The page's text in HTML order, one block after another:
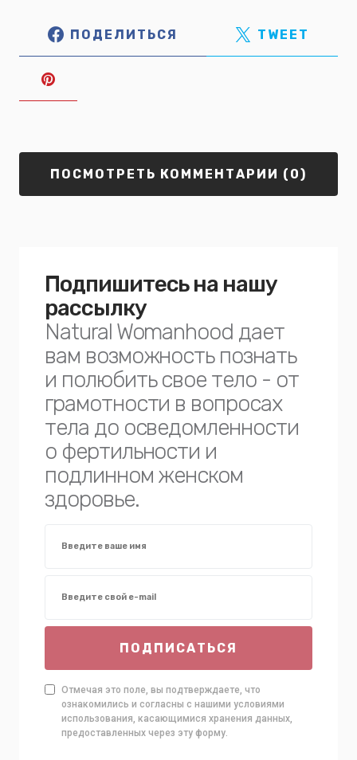
ПОДЕЛИТЬСЯ TWEET
ПОСМОТРЕТЬ КОММЕНТАРИИ (0)
Подпишитесь на нашу
рассылку
Natural Womanhood дает
вам возможность познать
и полюбить свое тело - от
грамотности в вопросах
тела до осведомленности
о фертильности и
подлинном женском
здоровье.
ПОДПИСАТЬСЯ
Отмечая это поле, вы подтверждаете, что
ознакомились и согласны с нашими условиями
использования, касающимися хранения данных,
предоставленных через эту форму.